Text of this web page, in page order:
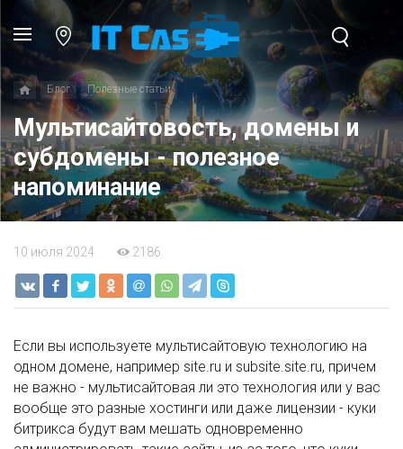
Блог Полезные статьи
Мультисайтовость, домены и
субдомены - полезное
напоминание
10 июля 2024 2186
Если вы используете мультисайтовую технологию на
одном домене, например site.ru и subsite.site.ru, причем
не важно - мультисайтовая ли это технология или у вас
вообще это разные хостинги или даже лицензии - куки
битрикса будут вам мешать одновременно